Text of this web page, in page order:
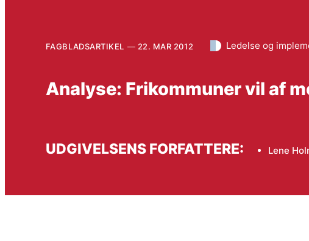
FAGBLADSARTIKEL 22. MAR 2012 Ledelse og
Analyse: Frikommuner vil af
UDGIVELSENS FORFATTERE: Lene